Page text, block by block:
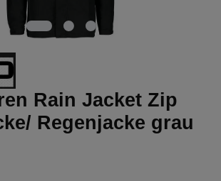
Rain Jacket Zip
Regenjacke grau